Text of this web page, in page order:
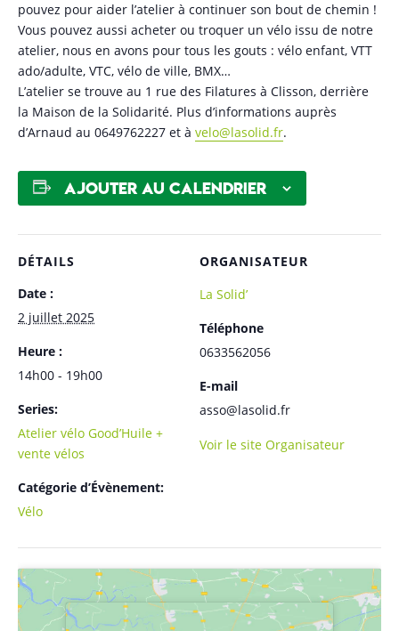
pouvez pour aider l’atelier à continuer son bout de chemin !
Vous pouvez aussi acheter ou troquer un vélo issu de notre
atelier, nous en avons pour tous les gouts : vélo enfant, VTT
ado/adulte, VTC, vélo de ville, BMX…
L’atelier se trouve au 1 rue des Filatures à Clisson, derrière
la Maison de la Solidarité. Plus d’informations auprès
d’Arnaud au 0649762227 et à velo@lasolid.fr.
Ajouter au calendrier
DÉTAILS
Date :
2 juillet 2025
Heure :
14h00 - 19h00
Series:
Atelier vélo Good’Huile +
vente vélos
Catégorie d’Évènement:
Vélo
ORGANISATEUR
La Solid’
Téléphone
0633562056
E-mail
asso@lasolid.fr
Voir le site Organisateur